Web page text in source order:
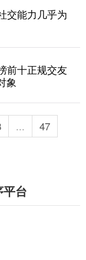
交能力几乎为
前十正规交友
象
...
47
台